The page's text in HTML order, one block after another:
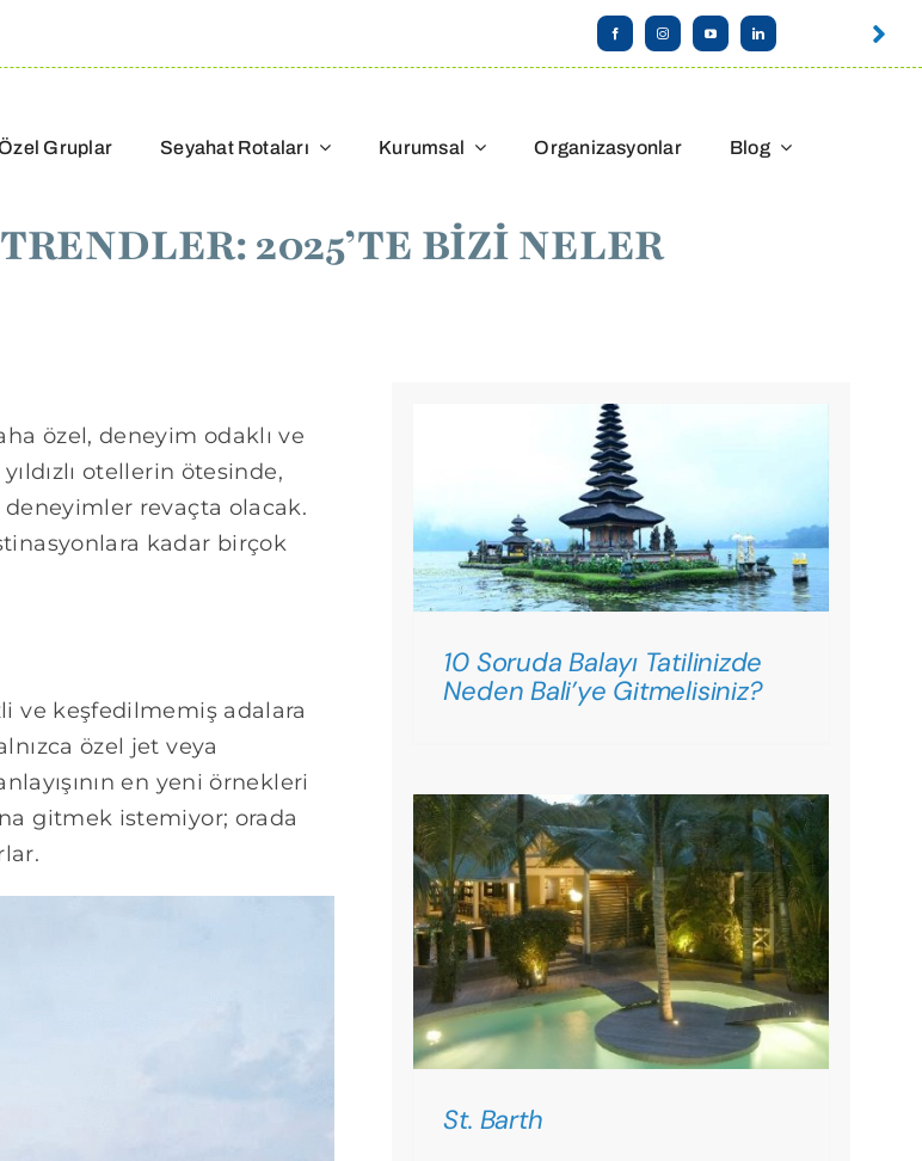
Gruplar Seyahat Rotaları Kurumsal Organizasyonlar Blog
2025’TE BİZİ NELER
özel, deneyim odaklı ve
otellerin ötesinde,
revaçta olacak.
kadar birçok
ve keşfedilmemiş adalara
özel jet veya
en yeni örnekleri
gitmek istemiyor; orada
10 Soruda Balayı Tatilinizde
Neden Bali’ye Gitmelisiniz?
St. Barth